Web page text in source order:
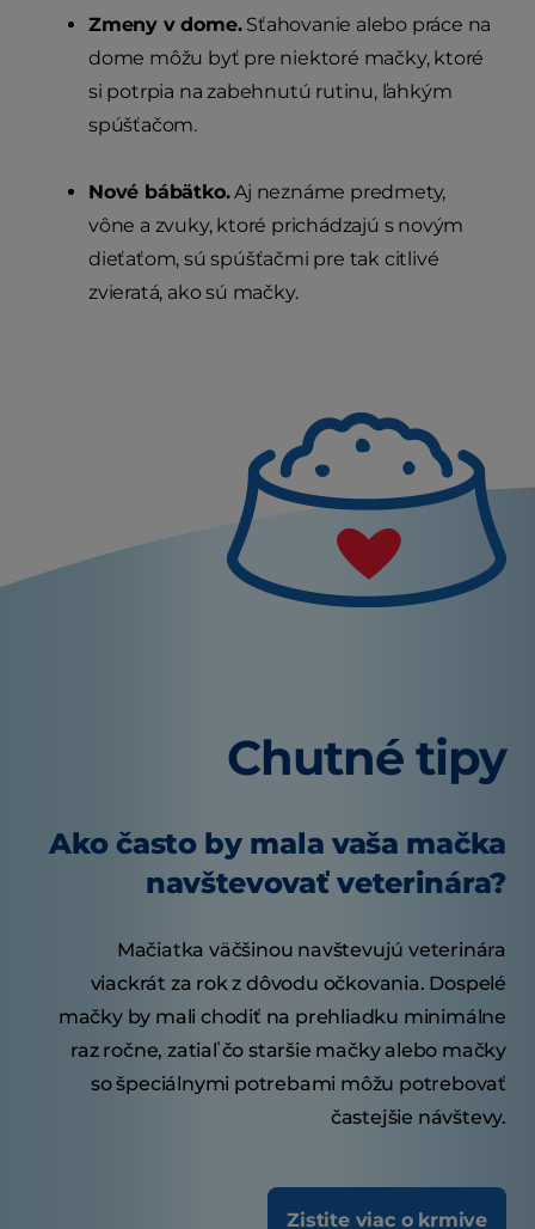
Zmeny v dome.Sťahovanie alebo práce na
dome môžu byť pre niektoré mačky, ktoré
si potrpia na zabehnutú rutinu, ľahkým
spúšťačom.
Nové bábätko.Aj neznáme predmety,
vône a zvuky, ktoré prichádzajú s novým
dieťaťom, sú spúšťačmi pre tak citlivé
zvieratá, ako sú mačky.
Chutné tipy
Ako často by mala vaša mačka
navštevovať veterinára?
Mačiatka väčšinou navštevujú veterinára
viackrát za rok z dôvodu očkovania. Dospelé
mačky by mali chodiť na prehliadku minimálne
raz ročne, zatiaľ čo staršie mačky alebo mačky
so špeciálnymi potrebami môžu potrebovať
častejšie návštevy.
Zistite viac o krmive